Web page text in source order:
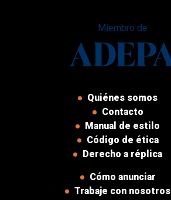
Miembro de
Quiénes somos
Contacto
Manual de estilo
Código de ética
Derecho a réplica
Cómo anunciar
Trabaje con nosotros